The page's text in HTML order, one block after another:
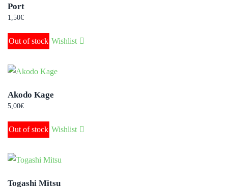
Port
1,50€
Out of stock Wishlist
Akodo Kage
5,00€
Out of stock Wishlist
Togashi Mitsu